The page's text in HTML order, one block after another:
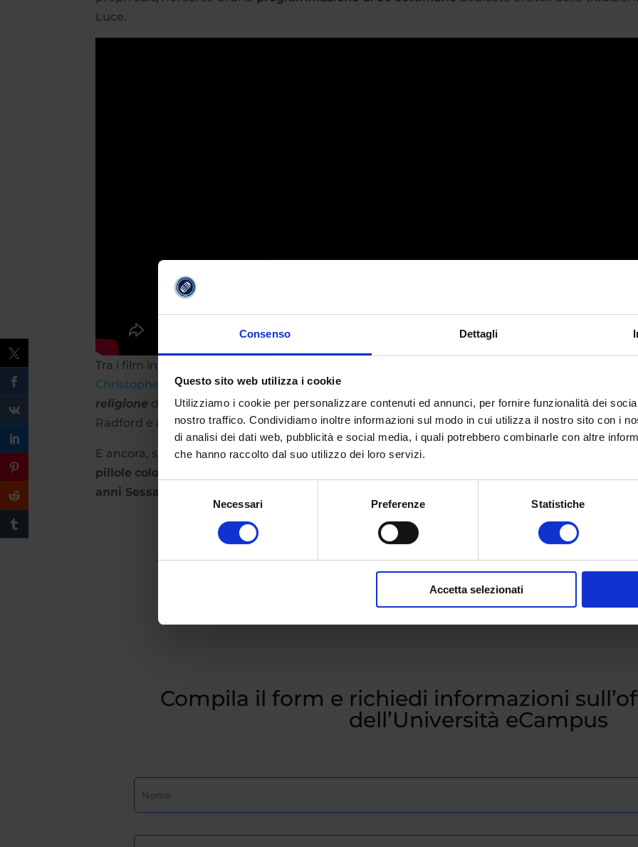
Consenso Dettagli
Questo sito web utilizza i cookie
Utilizziamo i cookie per personalizzare contenuti ed annunci, per fornire funzionalità dei
nostro traffico. Condividiamo inoltre informazioni sul modo in cui utilizza il nostro sito con i
di analisi dei dati web, pubblicità e social media, i quali potrebbero combinarle con altre
che hanno raccolto dal suo utilizzo dei loro servizi.
Selezione
Necessari Preferenze Statistiche
Accetta selezionati
Luce.
Tra i film in programmazione ci sono
Christopher Nolan,Romadi Federico Fellini
religione di Marco Bellocchio,Passionedi John Turturro,Il mercante di Veneziadi Michael
Radford e Fuocoammare di Gianfranco Rosi.
E ancora, saranno pubblicate20 pilloleche racconteranno la
pillole colorizzate
anni Sessanta
Compila il form e richiedi informazioni
dell’Università eCampus